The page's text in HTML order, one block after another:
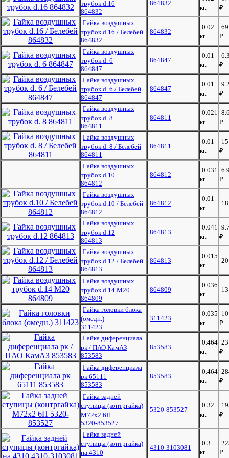
трубок d.16
864832
864832
кг.
₽
Гайка воздушных
трубок d.16 / Белебей
864832
864832
0.02
кг.
₽
Гайка воздушных
трубок d. 6
864847
864847
0.01
кг.
₽
Гайка воздушных
трубок d. 6 / Белебей
864847
864847
0.01
кг.
₽
Гайка воздушных
трубок d. 8
864811
864811
0.021
кг.
₽
Гайка воздушных
трубок d. 8 / Белебей
864811
864811
0.01
кг.
₽
Гайка воздушных
трубок d.10
864812
864812
0.031
кг.
₽
Гайка воздушных
трубок d.10 / Белебей
864812
864812
0.01
кг.
Гайка воздушных
трубок d.12
864813
864813
0.041
кг.
₽
Гайка воздушных
трубок d.12 / Белебей
864813
864813
0.015
кг.
Гайка воздушных
трубок d.14 М20
864809
864809
0.036
кг.
Гайка головки блока
(омедн.)
311423
311423
0.035
кг.
₽
Гайка диференциала
рк / ПАО КамАЗ
853583
853583
0.464
кг.
₽
Гайка диференциала
рк 65111
853583
853583
0.464
кг.
₽
Гайка задней
ступицы (контргайка)
М72х2 6Н
5320-853527
5320-853527
0.32
кг.
₽
Гайка задней
ступицы (контргайка)
на 4310
4310-3103081
0.3
кг.
₽